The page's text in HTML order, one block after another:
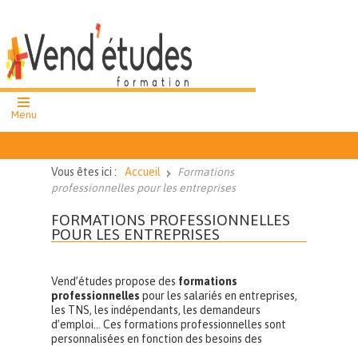
formation
cours et ateliers
collectifs
cours particuliers
27
Nous
contacter
Vous êtes ici : Accueil
Formations
professionnelles pour les entreprises
FORMATIONS PROFESSIONNELLES
POUR LES ENTREPRISES
Vend’études propose des formations
professionnelles pour les salariés en entreprises,
les TNS, les indépendants, les demandeurs
d’emploi… Ces formations professionnelles sont
personnalisées en fonction des besoins des
Menu